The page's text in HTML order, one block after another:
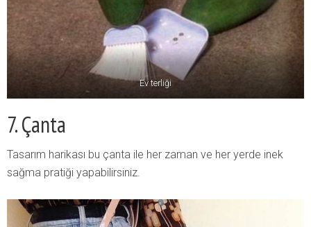
Ev terliği
7. Çanta
Tasarım harikası bu çanta ile her zaman ve her yerde inek
sağma pratiği yapabilirsiniz.